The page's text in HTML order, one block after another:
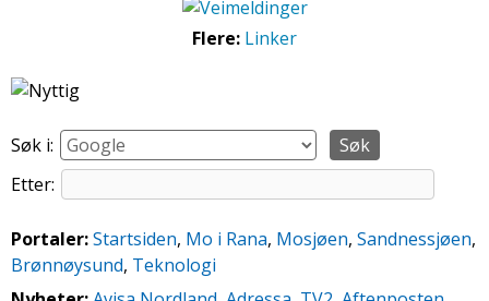
Flere: Linker
Søk i:
Etter:
Portaler:Startsiden, Mo i Rana, Mosjøen, Sandnessjøen,
Brønnøysund, Teknologi